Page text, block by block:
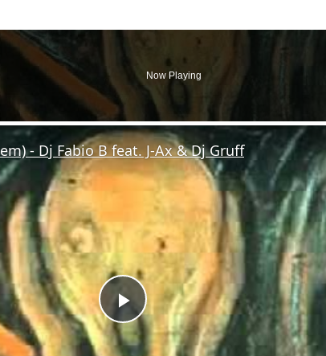
Now Playing
Play
- Dj Fabio B feat. J-Ax & Dj Gruff